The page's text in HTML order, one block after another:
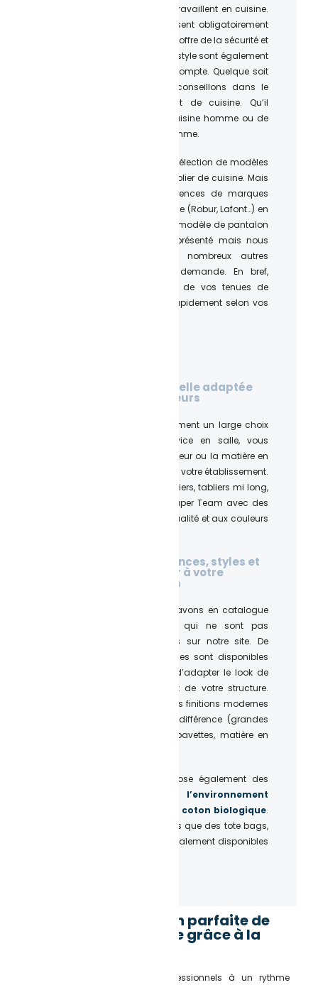
les hommes et femmes qui travaillent en cuisine.
En effet, les cuisiniers disposent obligatoirement
d’une tenue optimale qui leur offre de la sécurité et
du confort. La durabilité et le style sont également
des éléments à prendre en compte. Quelque soit
vos exigences, nous vous conseillons dans le
choix de chaque vêtement de cuisine. Qu’il
s’agisse de vêtements de cuisine homme ou de
vêtements de cuisine pour femme.
Notre site vous propose une sélection de modèles
de vestes de cuisine et de tablier de cuisine. Mais
de nombreuses autres références de marques
sont disponibles sur demande (Robur, Lafont…) en
fonction de votre budget. Un modèle de pantalon
à carreaux est également présenté mais nous
pourrons vous fournir de nombreux autres
pantalons de cuisine sur demande. En bref,
l’Atelier du Quai se charge de vos tenues de
cuisine et les personnalise rapidement selon vos
Une tenue professionnelle adaptée
pour équiper vos serveurs
Nous vous proposons également un large choix
de vêtements pour le service en salle, vous
permettant de trouver la couleur ou la matière en
adéquation avec l’identité de votre établissement.
T-shirts, chemises, gilets, tabliers, tabliers mi long,
casquettes… Équipez votre super Team avec des
tenues professionnelles de qualité et aux couleurs
De nombreuses références, styles et
qualité pour s'adapter à votre
budget et votre besoin
Pour vous différencier, nous avons en catalogue
de nombreuses références qui ne sont pas
forcément toutes présentées sur notre site. De
nombreuses matières et styles sont disponibles
parmi notre collection afin d’adapter le look de
vos collaborateurs à l’esprit de votre structure.
Chaque modèle possède des finitions modernes
et des détails qui feront la différence (grandes
poches, coupes modernes, bavettes, matière en
L’Atelier du Quai vous propose également des
produits qui respectent l’environnement
avec des tissus durable en coton biologique.
tels que des tote bags,
mugs, pochons, etc… sont également disponibles
Une personnalisation parfaite de
vos tenues de cuisine grâce à la
Vous lavez vos vêtements professionnels à un rythme